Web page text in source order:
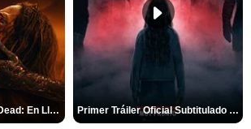
Tráiler oficial de 'Evil Dead: En Llamas' Primer Tráiler Oficial Subtitulado de 'La Noche Del Demonio: Están Entre Nosotros'